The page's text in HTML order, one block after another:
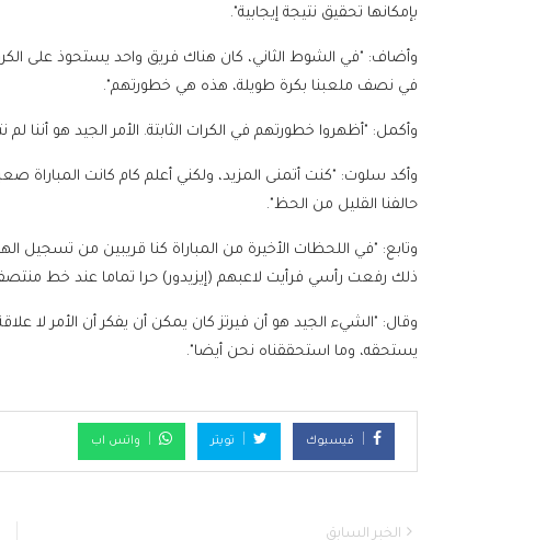
بإمكانها تحقيق نتيجة إيجابية".
وأضاف: "في الشوط الثاني، كان هناك فريق واحد يستحوذ على
في نصف ملعبنا بكرة طويلة، هذه هي خطورتهم".
وأكمل: "أظهروا خطورتهم في الكرات الثابتة. الأمر الجيد هو أننا
وأكد سلوت: "كنت أتمنى المزيد، ولكني أعلم كام كانت
حالفنا القليل من الحظ".
وتابع: "في اللحظات الأخيرة من المباراة كنا قريبين من تسجيل
ذلك رفعت رأسي فرأيت لاعبهم (إيزيدور) حرا تماما عند خط
وقال: "الشيء الجيد هو أن فيرتز كان يمكن أن يفكر أن الأمر لا
يستحقه، وما استحققناه نحن أيضا".
فيسبوك تويتر واتس اب
الخبر السابق